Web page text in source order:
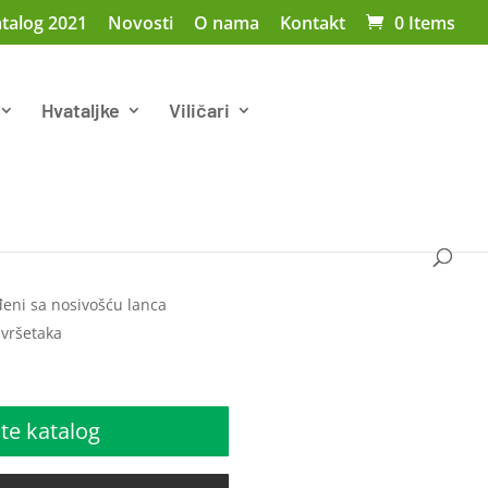
2021 Novosti O nama Kontakt 0 Items
Hvataljke Viličari
sa nosivošću lanca
katalog